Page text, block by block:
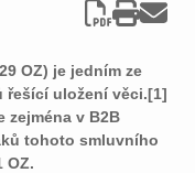
OZ) je jedním ze
uložení věci.[1]
zejména v B2B
tohoto smluvního
OZ.